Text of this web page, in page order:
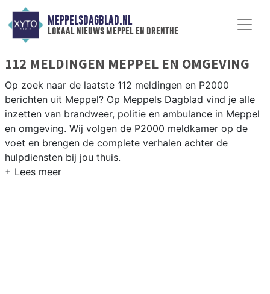
MEPPELSDAGBLAD.NL
lokaal nieuws meppel en drenthe
112 MELDINGEN MEPPEL EN OMGEVING
Op zoek naar de laatste 112 meldingen en P2000
berichten uit Meppel? Op Meppels Dagblad vind je alle
inzetten van brandweer, politie en ambulance in Meppel
en omgeving. Wij volgen de P2000 meldkamer op de
voet en brengen de complete verhalen achter de
hulpdiensten bij jou thuis.